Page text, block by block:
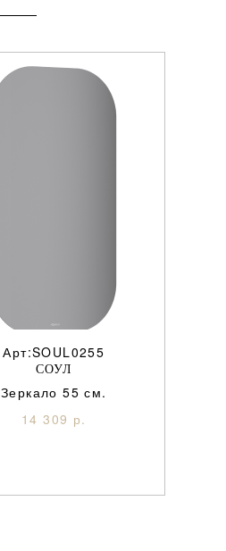
Арт:SOUL0255
СОУЛ
Зеркало 55 см.
14 309 р.